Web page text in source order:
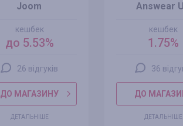
Joom
кешбек
до 5.53%
26 відгуків
ДО МАГАЗИНУ
ДЕТАЛЬНІШЕ
Answear
кешбек
1.75%
36
ДО
ДЕТАЛЬНІШЕ